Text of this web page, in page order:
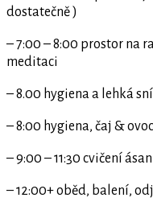
dostatečně )
– 7:00 – 8:00 prostor na
meditaci
– 8.00 hygiena a lehká
– 8:00 hygiena, čaj &
– 9:00 – 11:30 cvičení
– 12:00+ oběd, balení,